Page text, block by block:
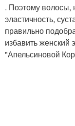
. Поэтому волосы,
эластичность,
правильно
избавить женский
"Апельсиновой